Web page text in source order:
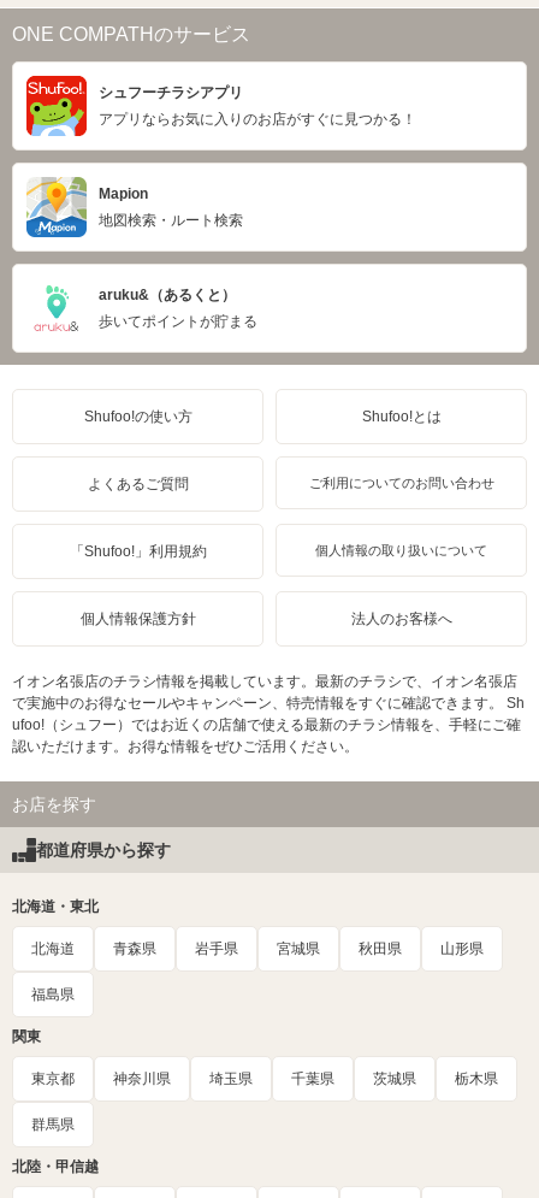
ONE COMPATHのサービス
シュフーチラシアプリ
アプリならお気に入りのお店がすぐに見つかる！
Mapion
地図検索・ルート検索
aruku&（あるくと）
歩いてポイントが貯まる
Shufoo!の使い方 Shufoo!とは
よくあるご質問 ご利用についてのお問い合わせ
「Shufoo!」利用規約 個人情報の取り扱いについて
個人情報保護方針 法人のお客様へ
イオン名張店のチラシ情報を掲載しています。最新のチラシで、イオン名張店
で実施中のお得なセールやキャンペーン、特売情報をすぐに確認できます。 Sh
ufoo!（シュフー）ではお近くの店舗で使える最新のチラシ情報を、手軽にご確
認いただけます。お得な情報をぜひご活用ください。
お店を探す
都道府県から探す
北海道・東北
北海道 青森県 岩手県 宮城県 秋田県 山形県
福島県
関東
東京都 神奈川県 埼玉県 千葉県 茨城県 栃木県
群馬県
北陸・甲信越